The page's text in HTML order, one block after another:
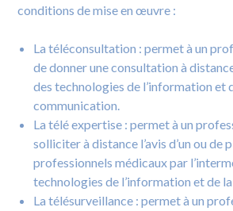
conditions de mise en œuvre :
La téléconsultation : permet à un
de donner une consultation à
des technologies de l’information et
communication.
La télé expertise : permet à un
solliciter à distance l’avis d’un ou de
professionnels médicaux par
technologies de l’information et de
La télésurveillance : permet à un